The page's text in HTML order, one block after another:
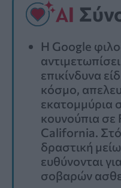
Η Google
επικίνδυνα
κόσμο,
εκατομμύρια
κουνούπια σε
California.
δραστική
ευθύνονται
σοβαρών